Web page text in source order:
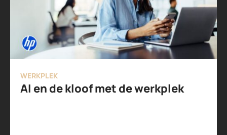
WERKPLEK
AI en de kloof met de werkplek